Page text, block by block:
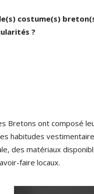
costume(s)
?
Bretons ont composé
habitudes
des matériaux
faire locaux.